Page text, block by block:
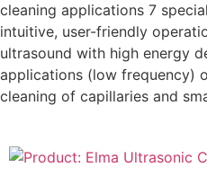
cleaning applications 7
intuitive, user-friendly
ultrasound with high energy
applications (low frequency)
cleaning of capillaries and